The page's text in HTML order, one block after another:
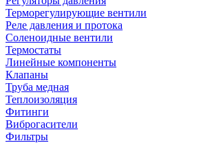
Терморегулирующие вентили
Реле давления и протока
Соленоидные вентили
Термостаты
Линейные компоненты
Клапаны
Труба медная
Теплоизоляция
Фитинги
Виброгасители
Фильтры